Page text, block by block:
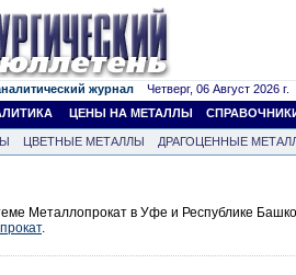
журнал Четверг, 06 Август 2026 г.
ЦЕНЫ НА МЕТАЛЛЫ
ЦВЕТНЫЕ МЕТАЛЛЫ
ДРАГОЦЕННЫЕ
Металлопрокат в Уфе и Республике
.